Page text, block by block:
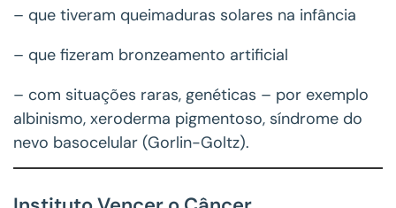
– que tiveram queimaduras solares na infância
– que fizeram bronzeamento artificial
– com situações raras, genéticas – por exemplo
albinismo, xeroderma pigmentoso, síndrome do
nevo basocelular (Gorlin-Goltz).